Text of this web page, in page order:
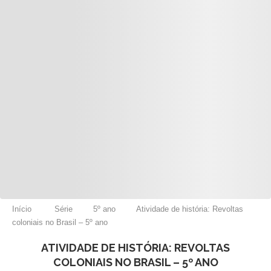
Início Série 5º ano
Atividade de história: Revoltas
coloniais no Brasil – 5º ano
ATIVIDADE DE HISTÓRIA: REVOLTAS
COLONIAIS NO BRASIL – 5º ANO